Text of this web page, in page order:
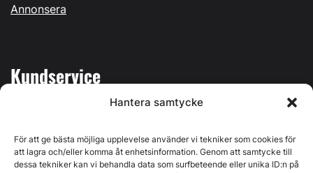
Hantera samtycke
För att ge bästa möjliga upplevelse använder vi tekniker som cookies för
att lagra och/eller komma åt enhetsinformation. Genom att samtycke till
dessa tekniker kan vi behandla data som surfbeteende eller unika ID:n på
Annonsera
Kundservice
Kontakta oss